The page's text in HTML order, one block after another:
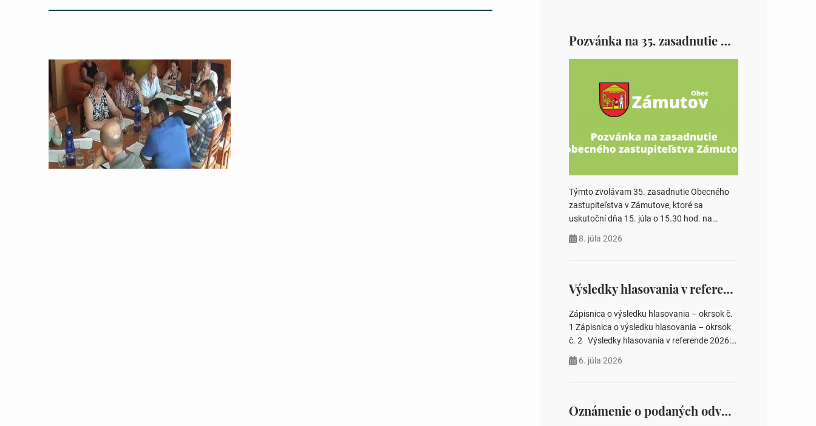
Pozvánka na 35. zasadnutie OZ v Zámutove
Týmto zvolávam 35. zasadnutie Obecného
zastupiteľstva v Zámutove, ktoré sa
uskutoční dňa 15. júla o 15.30 hod. na
Schválenie programu rokovania 2.
voľby poslancov obecných zastupiteľstiev,
počtu poslancov obecných zastupiteľstiev v
nich 4. Schválenie odpredaja obecného
pozemku –…
8. júla 2026
Výsledky hlasovania v referende 2026
Zápisnica o výsledku hlasovania – okrsok č.
1 Zápisnica o výsledku hlasovania – okrsok
č. 2 Výsledky hlasovania v referende 2026:
na hlasovaní https://www.volbysr.sk/…
6. júla 2026
Oznámenie o podaných odvolaniach a upovedomenie účastníkov konania o obsahu podaných odvolani – Verejná vyhláška